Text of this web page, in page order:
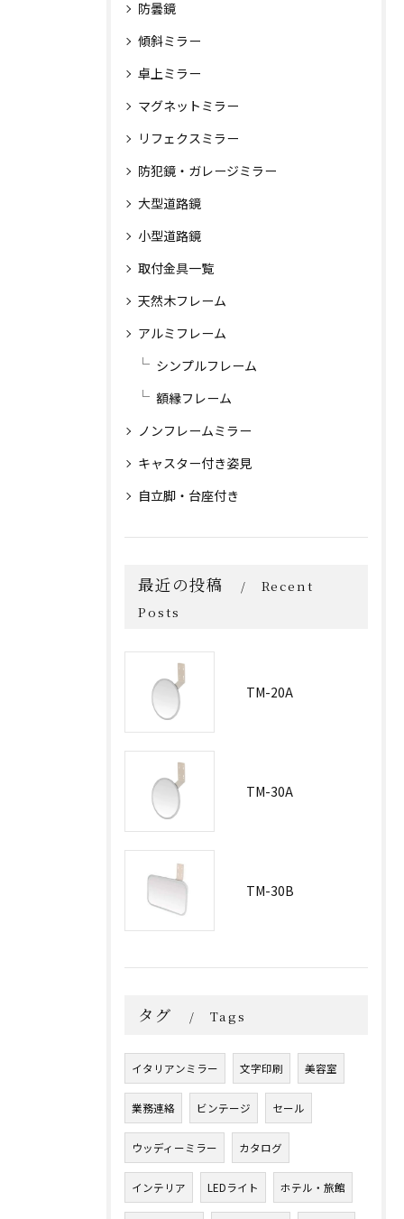
防曇鏡
傾斜ミラー
卓上ミラー
マグネットミラー
リフェクスミラー
防犯鏡・ガレージミラー
大型道路鏡
小型道路鏡
取付金具一覧
天然木フレーム
アルミフレーム
シンプルフレーム
額縁フレーム
ノンフレームミラー
キャスター付き姿見
自立脚・台座付き
最近の投稿
Recent
Posts
TM-20A
TM-30A
TM-30B
タグ Tags
イタリアンミラー 文字印刷 美容室
業務連絡 ビンテージ セール
ウッディーミラー カタログ
インテリア LEDライト ホテル・旅館